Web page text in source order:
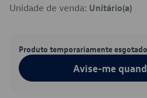
Unidade de venda: Unitário(a)
Produto temporariamente
Avise-me